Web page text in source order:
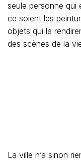
seule personne qui
ce soient les
objets qui la
des scènes de la
La ville n’a sinon